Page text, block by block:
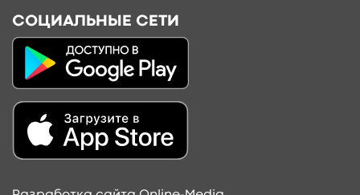
Добавить материал
СОЦИАЛЬНЫЕ СЕТИ